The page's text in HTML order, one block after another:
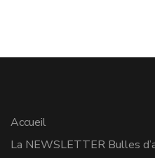
Accueil
La NEWSLETTER Bulles